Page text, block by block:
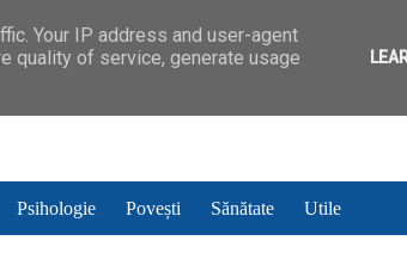
Psihologie Povești Sănătate Utile
Your IP address and user-agent
quality of service, generate usage